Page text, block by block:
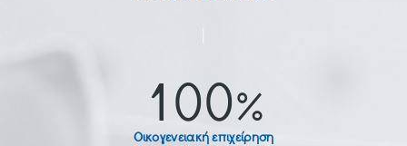
100%
Οικογενειακή επιχείρηση